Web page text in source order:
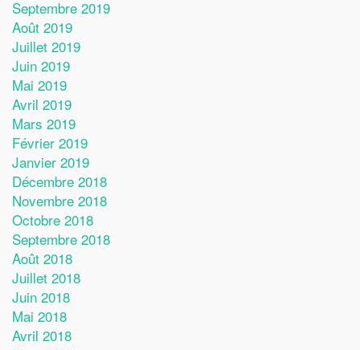
Septembre 2019
Août 2019
Juillet 2019
Juin 2019
Mai 2019
Avril 2019
Mars 2019
Février 2019
Janvier 2019
Décembre 2018
Novembre 2018
Octobre 2018
Septembre 2018
Août 2018
Juillet 2018
Juin 2018
Mai 2018
Avril 2018